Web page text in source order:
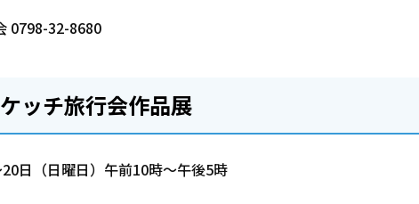
0798-32-8680
ッチ旅行会作品展
日（日曜日）午前10時～午後5時